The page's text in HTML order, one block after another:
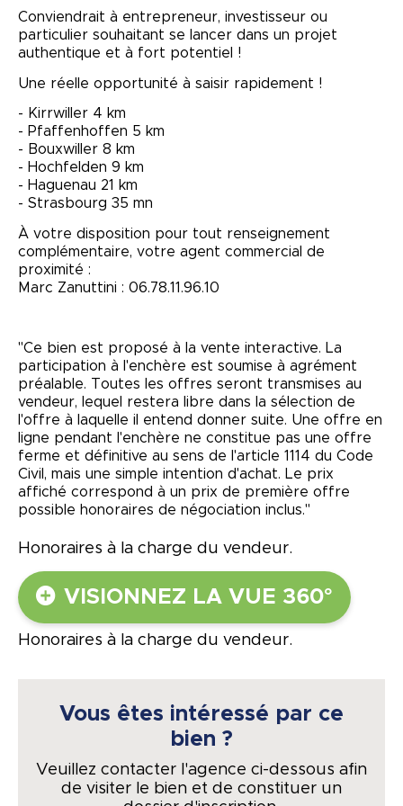
Conviendrait à entrepreneur, investisseur ou
particulier souhaitant se lancer dans un projet
authentique et à fort potentiel !
Une réelle opportunité à saisir rapidement !
- Kirrwiller 4 km
- Pfaffenhoffen 5 km
- Bouxwiller 8 km
- Hochfelden 9 km
- Haguenau 21 km
- Strasbourg 35 mn
À votre disposition pour tout renseignement
complémentaire, votre agent commercial de
proximité :
Marc Zanuttini : 06.78.11.96.10
"Ce bien est proposé à la vente interactive. La
participation à l'enchère est soumise à agrément
préalable. Toutes les offres seront transmises au
vendeur, lequel restera libre dans la sélection de
l'offre à laquelle il entend donner suite. Une offre en
ligne pendant l'enchère ne constitue pas une offre
ferme et définitive au sens de l'article 1114 du Code
Civil, mais une simple intention d'achat. Le prix
affiché correspond à un prix de première offre
possible honoraires de négociation inclus."
Honoraires à la charge du vendeur.
VISIONNEZ LA VUE 360°
Honoraires à la charge du vendeur.
Vous êtes intéressé par ce
bien ?
Veuillez contacter l'agence ci-dessous afin
de visiter le bien et de constituer un